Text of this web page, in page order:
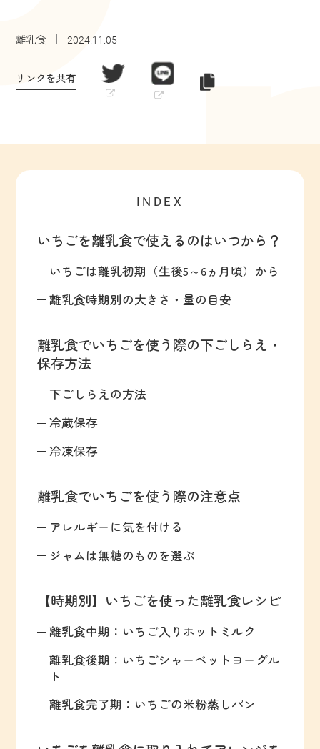
離乳食 2024.11.05
リンクを共有
INDEX
いちごを離乳食で使えるのはいつから？
いちごは離乳初期（生後5～6ヵ月頃）から
離乳食時期別の大きさ・量の目安
離乳食でいちごを使う際の下ごしらえ・
保存方法
下ごしらえの方法
冷蔵保存
冷凍保存
離乳食でいちごを使う際の注意点
アレルギーに気を付ける
ジャムは無糖のものを選ぶ
【時期別】いちごを使った離乳食レシピ
離乳食中期：いちご入りホットミルク
離乳食後期：いちごシャーベットヨーグル
ト
離乳食完了期：いちごの米粉蒸しパン